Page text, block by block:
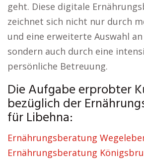
geht. Diese digitale
zeichnet sich nicht nur durch
und eine erweiterte Auswahl
sondern auch durch eine
persönliche Betreuung.
Die Aufgabe erprobter
bezüglich der
für Libehna:
Ernährungsberatung
Ernährungsberatung